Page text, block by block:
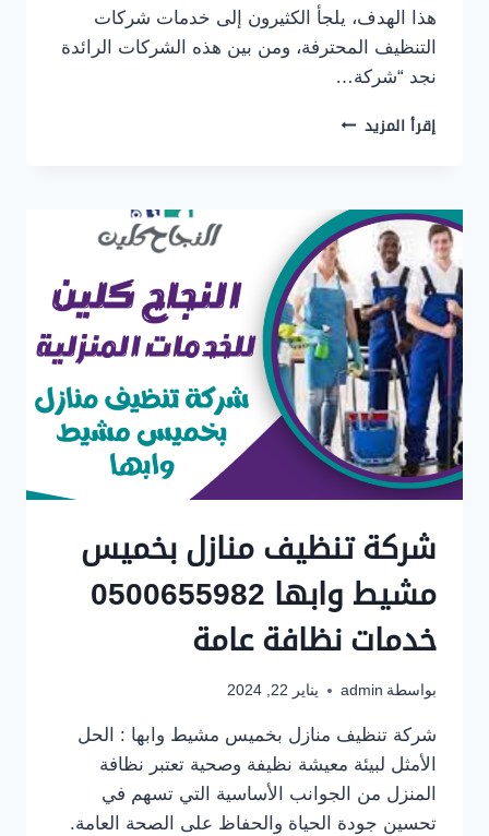
هذا الهدف، يلجأ الكثيرون إلى خدمات شركات
التنظيف المحترفة، ومن بين هذه الشركات الرائدة
نجد “شركة…
إقرأ المزيد شركة
0500655982
تعقيم
وتلميع
الاثاث
شركة تنظيف منازل بخميس
مشيط وابها 0500655982
خدمات نظافة عامة
بواسطة admin يناير 22, 2024
شركة تنظيف منازل بخميس مشيط وابها : الحل
الأمثل لبيئة معيشة نظيفة وصحية تعتبر نظافة
المنزل من الجوانب الأساسية التي تسهم في
تحسين جودة الحياة والحفاظ على الصحة العامة.